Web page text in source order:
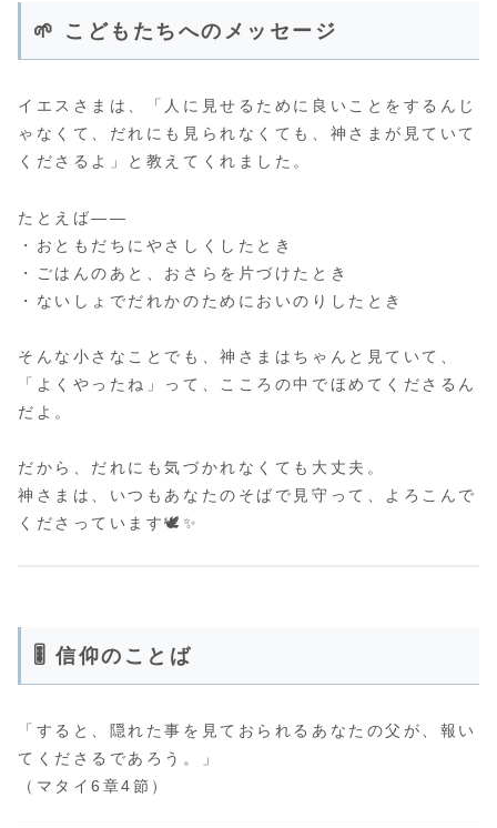
🌱 こどもたちへのメッセージ
イエスさまは、「人に見せるために良いことをするんじ
ゃなくて、だれにも見られなくても、神さまが見ていて
くださるよ」と教えてくれました。
たとえば――
・おともだちにやさしくしたとき
・ごはんのあと、おさらを片づけたとき
・ないしょでだれかのためにおいのりしたとき
そんな小さなことでも、神さまはちゃんと見ていて、
「よくやったね」って、こころの中でほめてくださるん
だよ。
だから、だれにも気づかれなくても大丈夫。
神さまは、いつもあなたのそばで見守って、よろこんで
くださっています🕊️✨
🎚️ 信仰のことば
「すると、隠れた事を見ておられるあなたの父が、報い
てくださるであろう。」
（マタイ6章4節）